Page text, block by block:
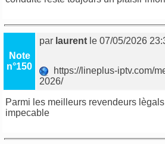
Note
n°150
par laurent le 07/05/2026
https://lineplus-iptv.com/
2026/
Parmi les meilleurs revendeurs
impecable